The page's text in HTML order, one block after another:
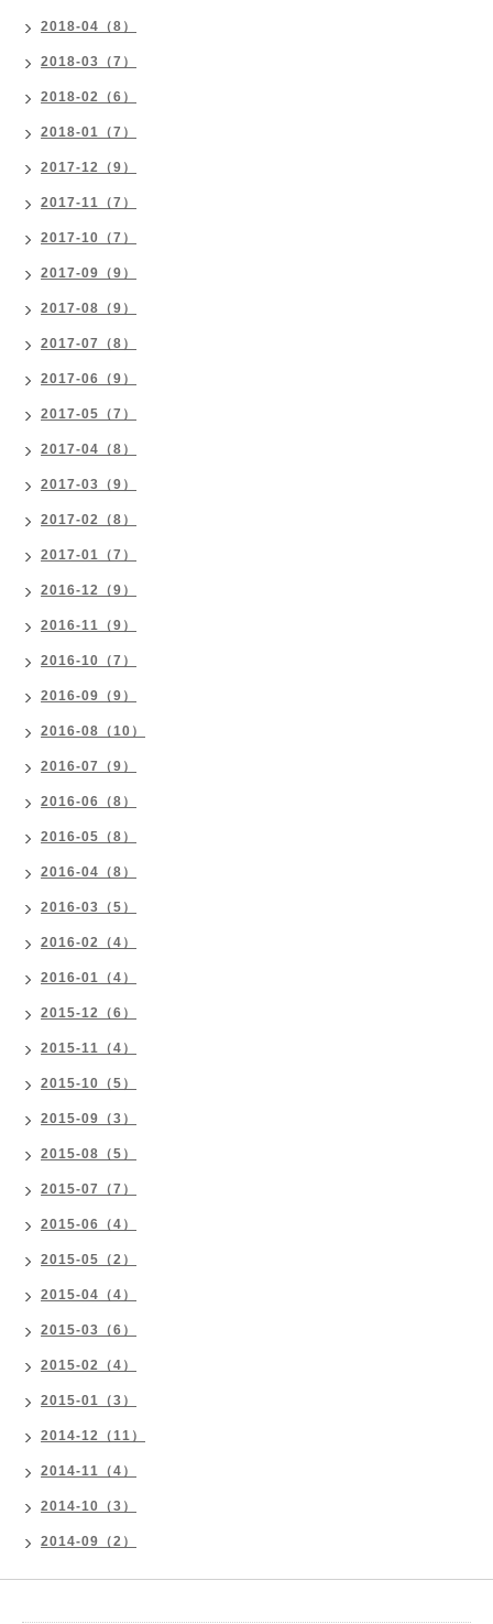
2018-04（8）
2018-03（7）
2018-02（6）
2018-01（7）
2017-12（9）
2017-11（7）
2017-10（7）
2017-09（9）
2017-08（9）
2017-07（8）
2017-06（9）
2017-05（7）
2017-04（8）
2017-03（9）
2017-02（8）
2017-01（7）
2016-12（9）
2016-11（9）
2016-10（7）
2016-09（9）
2016-08（10）
2016-07（9）
2016-06（8）
2016-05（8）
2016-04（8）
2016-03（5）
2016-02（4）
2016-01（4）
2015-12（6）
2015-11（4）
2015-10（5）
2015-09（3）
2015-08（5）
2015-07（7）
2015-06（4）
2015-05（2）
2015-04（4）
2015-03（6）
2015-02（4）
2015-01（3）
2014-12（11）
2014-11（4）
2014-10（3）
2014-09（2）